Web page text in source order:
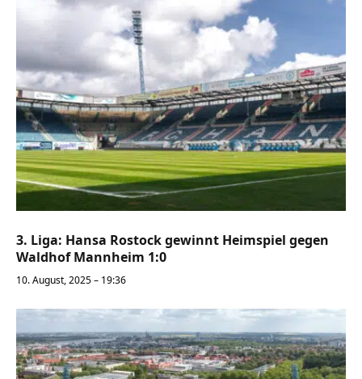
3. Liga: Hansa Rostock gewinnt Heimspiel gegen
Waldhof Mannheim 1:0
10. August, 2025 – 19:36